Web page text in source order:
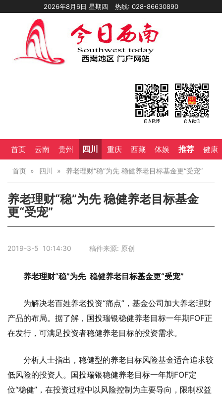
2026年8月6日 星期四 热线: 028-86630890
首页 云南 贵州 四川 重庆 西藏 体娱 推荐 健康
首页 四川 养老理财“稳”为先 稳健养老目标基金更“受宠”
养老理财“稳”为先 稳健养老目标基金
更“受宠”
2019-3-5 10:14:30 稿件来源: 原创
养老理财“稳”为先 稳健养老目标基金更“受宠”
为解决老百姓养老投资“痛点”，基金公司加大养老理财
产品的布局。据了解，国投瑞银稳健养老目标一年期FOF正
在发行，可满足投资者稳健养老目标的投资需求。
分析人士指出，稳健型的养老目标风险基金适合追求较
低风险的投资人。国投瑞银稳健养老目标一年期FOF定
位“稳健”，在投资过程中以风险控制为主要导向，限制权益